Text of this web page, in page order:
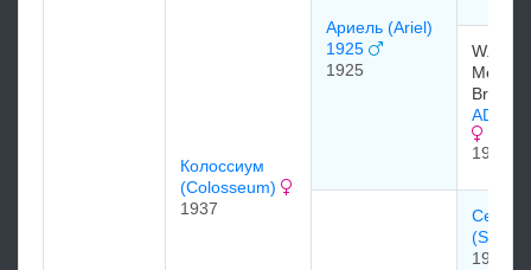
Колоссиум
(Colosseum)
1937
Ариель (Ariel)
1925
1925
W.A.
Brook
1908
Сент
(St
1921